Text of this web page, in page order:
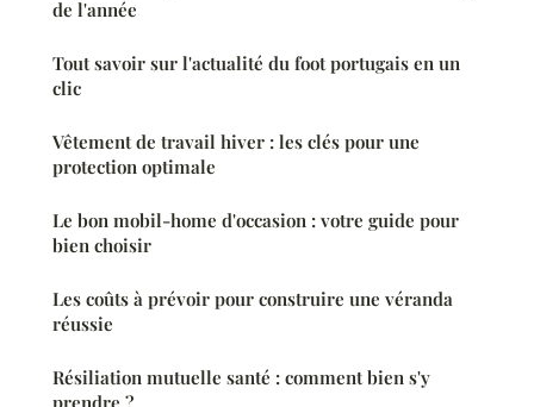
de l'année
Tout savoir sur l'actualité du foot portugais en un
clic
Vêtement de travail hiver : les clés pour une
protection optimale
Le bon mobil-home d'occasion : votre guide pour
bien choisir
Les coûts à prévoir pour construire une véranda
réussie
Résiliation mutuelle santé : comment bien s'y